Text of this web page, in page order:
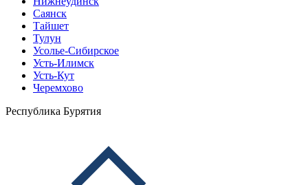
Саянск
Тайшет
Тулун
Усолье-Сибирское
Усть-Илимск
Усть-Кут
Черемхово
Республика Бурятия